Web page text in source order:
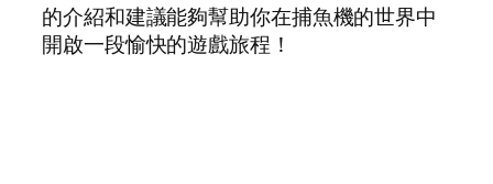
的介紹和建議能夠幫助你在捕魚機的世界中
開啟一段愉快的遊戲旅程！